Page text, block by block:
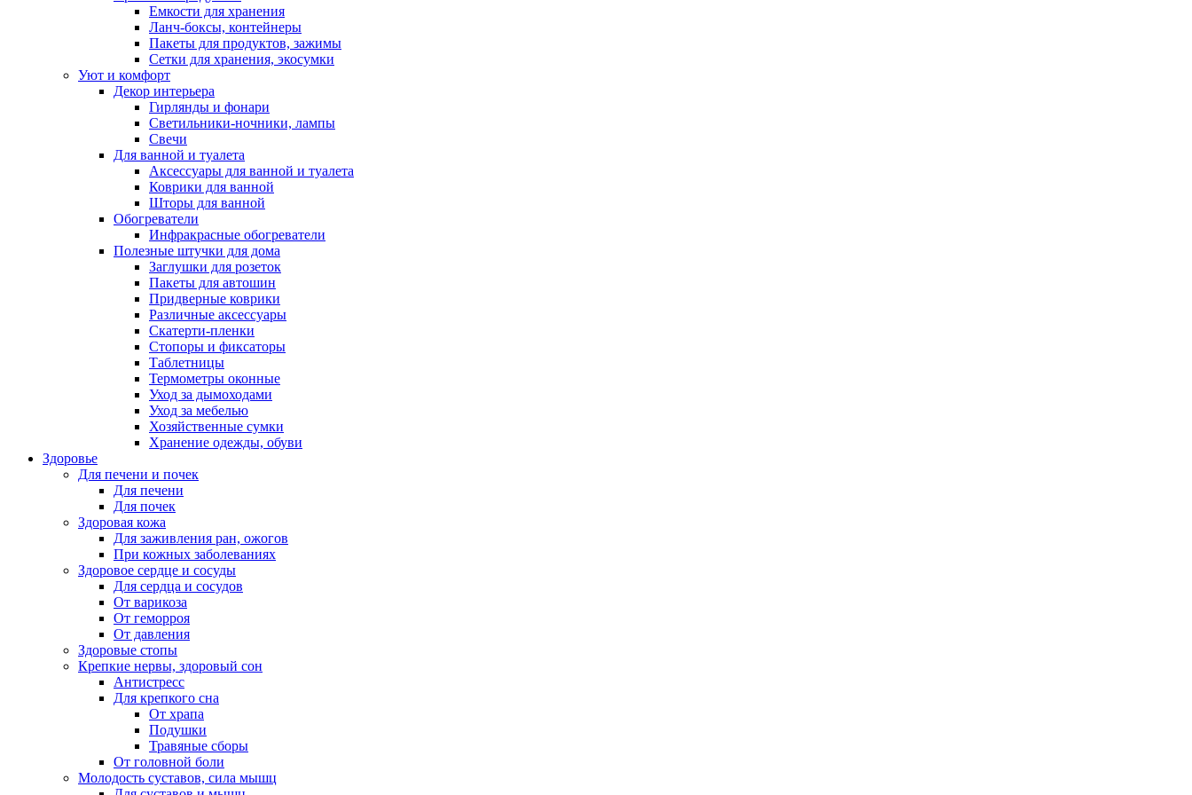
Емкости для хранения
Ланч-боксы, контейнеры
Пакеты для продуктов, зажимы
Сетки для хранения, экосумки
Уют и комфорт
Декор интерьера
Гирлянды и фонари
Светильники-ночники, лампы
Свечи
Для ванной и туалета
Аксессуары для ванной и туалета
Коврики для ванной
Шторы для ванной
Обогреватели
Инфракрасные обогреватели
Полезные штучки для дома
Заглушки для розеток
Пакеты для автошин
Придверные коврики
Различные аксессуары
Скатерти-пленки
Стопоры и фиксаторы
Таблетницы
Термометры оконные
Уход за дымоходами
Уход за мебелью
Хозяйственные сумки
Хранение одежды, обуви
Здоровье
Для печени и почек
Для печени
Для почек
Здоровая кожа
Для заживления ран, ожогов
При кожных заболеваниях
Здоровое сердце и сосуды
Для сердца и сосудов
От варикоза
От геморроя
От давления
Здоровые стопы
Крепкие нервы, здоровый сон
Антистресс
Для крепкого сна
От храпа
Подушки
Травяные сборы
От головной боли
Молодость суставов, сила мышц